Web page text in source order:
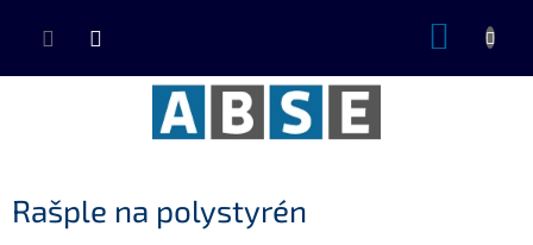
Rašple na polystyrén